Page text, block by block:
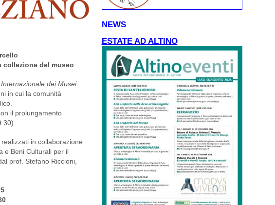
collezione del museo
Internazionale dei Musei
in cui la comunità
il prolungamento
realizzati in collaborazione
e Beni Culturali per il
prof. Stefano Riccioni,
NEWS
ESTATE AD ALTINO